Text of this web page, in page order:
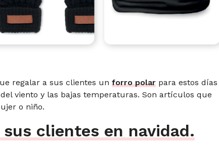
regalar a sus clientes un forro polar para estos días
viento y las bajas temperaturas. Son artículos que
o niño.
clientes en navidad.